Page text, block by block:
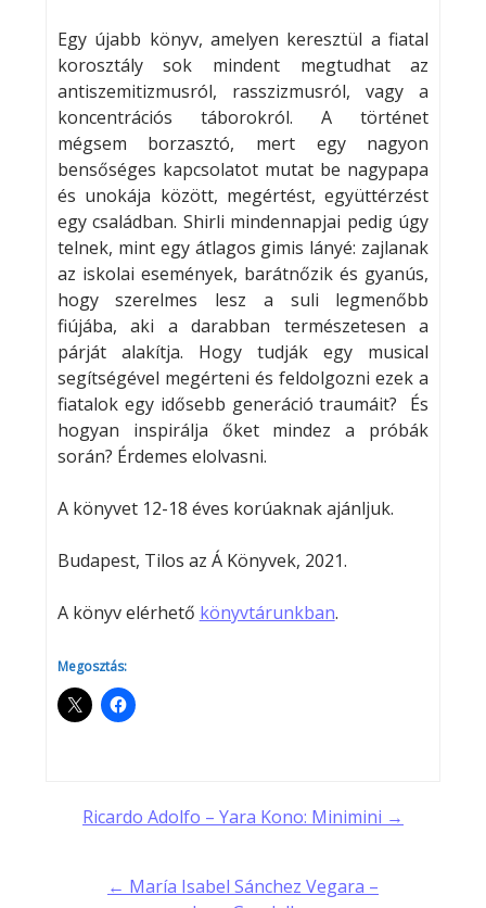
Egy újabb könyv, amelyen keresztül a fiatal
korosztály sok mindent megtudhat az
antiszemitizmusról, rasszizmusról, vagy a
koncentrációs táborokról. A történet
mégsem borzasztó, mert egy nagyon
bensőséges kapcsolatot mutat be nagypapa
és unokája között, megértést, együttérzést
egy családban. Shirli mindennapjai pedig úgy
telnek, mint egy átlagos gimis lányé: zajlanak
az iskolai események, barátnőzik és gyanús,
hogy szerelmes lesz a suli legmenőbb
fiújába, aki a darabban természetesen a
párját alakítja. Hogy tudják egy musical
segítségével megérteni és feldolgozni ezek a
fiatalok egy idősebb generáció traumáit? És
hogyan inspirálja őket mindez a próbák
során? Érdemes elolvasni.
A könyvet 12-18 éves korúaknak ajánljuk.
Budapest, Tilos az Á Könyvek, 2021.
A könyv elérhető könyvtárunkban.
Megosztás:
Post
navigation
Ricardo Adolfo – Yara Kono: Minimini →
← María Isabel Sánchez Vegara –